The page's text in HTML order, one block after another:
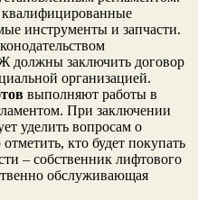
инструменты и запчасти.
должны заключить договор
организацией.
выполняют работы в
При заключении
уделить вопросам о
кто будет покупать
– собственник лифтового
обслуживающая